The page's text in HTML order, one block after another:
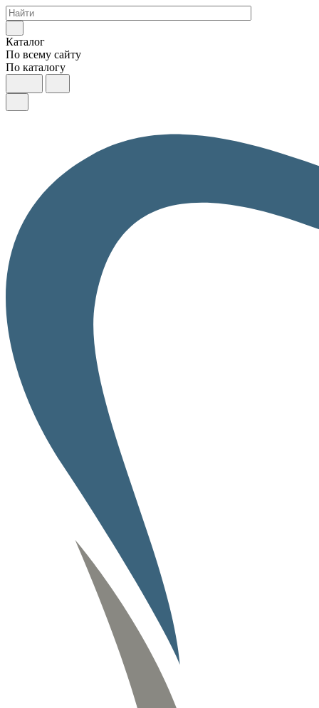
Каталог
По всему сайту
По каталогу